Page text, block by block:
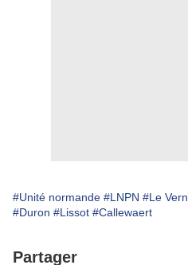
#Unité normande #LNPN #Le Vern
#Duron #Lissot #Callewaert
Partager